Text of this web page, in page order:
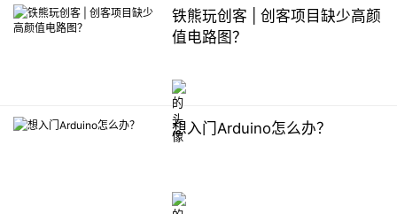
铁熊玩创客 | 创客项目缺少高颜
值电路图？
想入门Arduino怎么办？